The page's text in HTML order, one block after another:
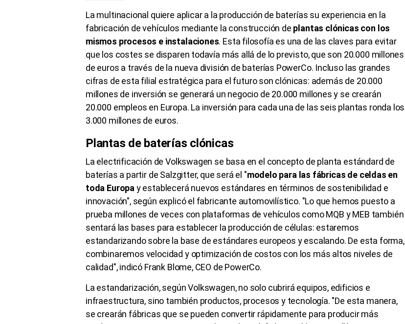
La multinacional quiere aplicar a la producción de baterías su experiencia en la
fabricación de vehículos mediante la construcción de plantas clónicas con los
mismos procesos e instalaciones. Esta filosofía es una de las claves para evitar
que los costes se disparen todavía más allá de lo previsto, que son 20.000 millones
de euros a través de la nueva división de baterías PowerCo. Incluso las grandes
cifras de esta filial estratégica para el futuro son clónicas: además de 20.000
millones de inversión se generará un negocio de 20.000 millones y se crearán
20.000 empleos en Europa. La inversión para cada una de las seis plantas ronda los
3.000 millones de euros.
Plantas de baterías clónicas
La electrificación de Volkswagen se basa en el concepto de planta estándard de
baterías a partir de Salzgitter, que será el "modelo para las fábricas de celdas en
toda Europa y establecerá nuevos estándares en términos de sostenibilidad e
innovación", según explicó el fabricante automovilístico. "Lo que hemos puesto a
prueba millones de veces con plataformas de vehículos como MQB y MEB también
sentará las bases para establecer la producción de células: estaremos
estandarizando sobre la base de estándares europeos y escalando. De esta forma,
combinaremos velocidad y optimización de costos con los más altos niveles de
calidad", indicó Frank Blome, CEO de PowerCo.
La estandarización, según Volkswagen, no solo cubrirá equipos, edificios e
infraestructura, sino también productos, procesos y tecnología. "De esta manera,
se crearán fábricas que se pueden convertir rápidamente para producir más